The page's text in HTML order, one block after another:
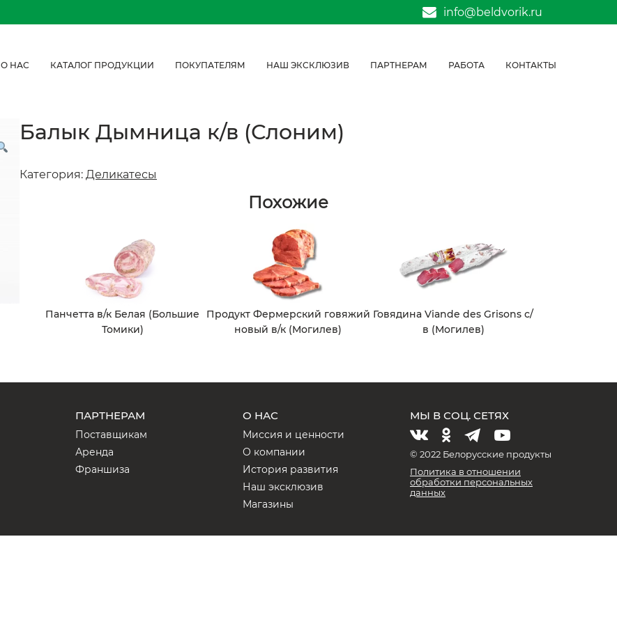
info@beldvorik.ru
О НАС КАТАЛОГ ПРОДУКЦИИ ПОКУПАТЕЛЯМ НАШ ЭКСКЛЮЗИВ ПАРТНЕРАМ РАБОТА КОНТАКТЫ
Балык Дымница к/в (Слоним)
Категория: Деликатесы
Похожие
Панчетта в/к Белая (Большие
Томики)
Продукт Фермерский говяжий
новый в/к (Могилев)
Говядина Viande des Grisons с/
в (Могилев)
ПАРТНЕРАМ
Поставщикам
Аренда
Франшиза
О НАС
Миссия и ценности
О компании
История развития
Наш эксклюзив
Магазины
МЫ В СОЦ. СЕТЯХ
© 2022 Белорусские продукты
Политика в отношении
обработки персональных
данных